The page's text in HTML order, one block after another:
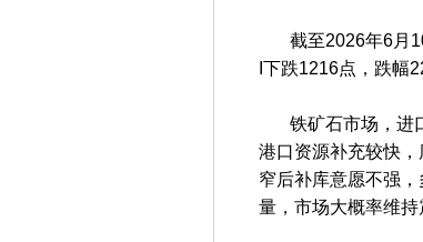
截至2026年6月10
I下跌1216点，跌幅
铁矿石市场，进口
港口资源补充较快
窄后补库意愿不强
量，市场大概率维持